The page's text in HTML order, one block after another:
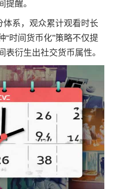
提醒。
体系，观众累计观看时长
“时间货币化”策略不仅提
衍生出社交货币属性。